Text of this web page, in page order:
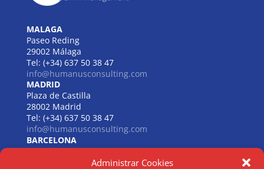
Administrar Cookies
MALAGA
Paseo Reding
29002 Málaga
Tel: (+34) 637 50 38 47
info@humanusconsulting.com
MADRID
Plaza de Castilla
28002 Madrid
Tel: (+34) 637 50 38 47
info@humanusconsulting.com
BARCELONA
Carrer de Beethoven
08021 Barcelona